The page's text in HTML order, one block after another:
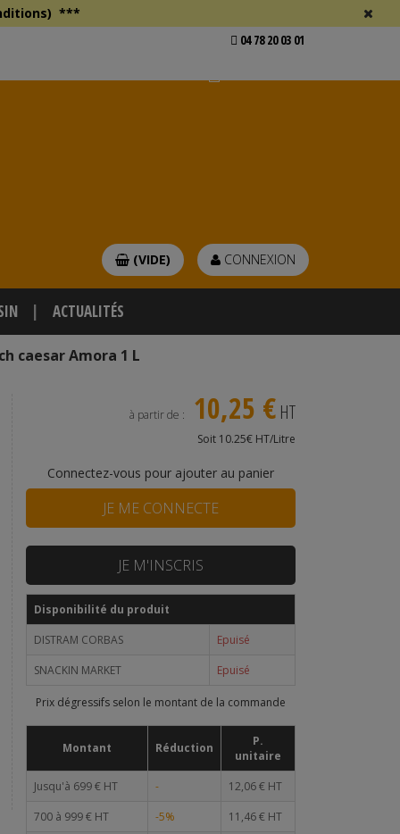
***
04 78 20 03 01
CONNEXION
(VIDE)
ACTUALITÉS
caesar Amora 1 L
à partir de : 10,25 € HT
Soit 10.25€ HT/Litre
Connectez-vous pour ajouter au panier
JE ME CONNECTE
JE M'INSCRIS
Disponibilité du produit
DISTRAM CORBAS
Epuisé
SNACKIN MARKET
Epuisé
Prix dégressifs selon le montant de la commande
Montant Réduction
P.
unitaire
Jusqu'à 699 € HT
-
12,06 € HT
700 à 999 € HT
-5%
11,46 € HT